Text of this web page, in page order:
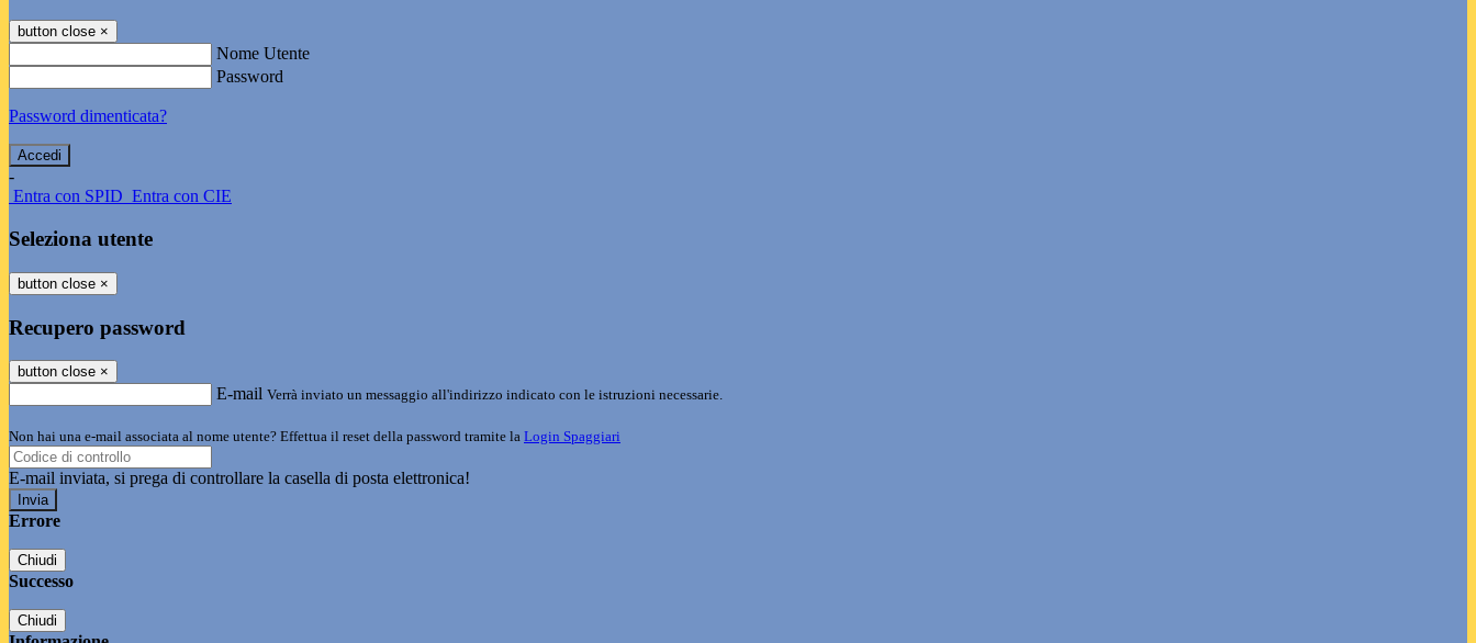
button close ×
Nome Utente
Password
Password dimenticata?
-
Entra con SPID Entra con CIE
Seleziona utente
button close ×
Recupero password
button close ×
E-mail Verrà inviato un messaggio all'indirizzo indicato con le istruzioni necessarie.
Non hai una e-mail associata al nome utente? Effettua il reset della password tramite la Login Spaggiari
E-mail inviata, si prega di controllare la casella di posta elettronica!
Errore
Chiudi
Successo
Chiudi